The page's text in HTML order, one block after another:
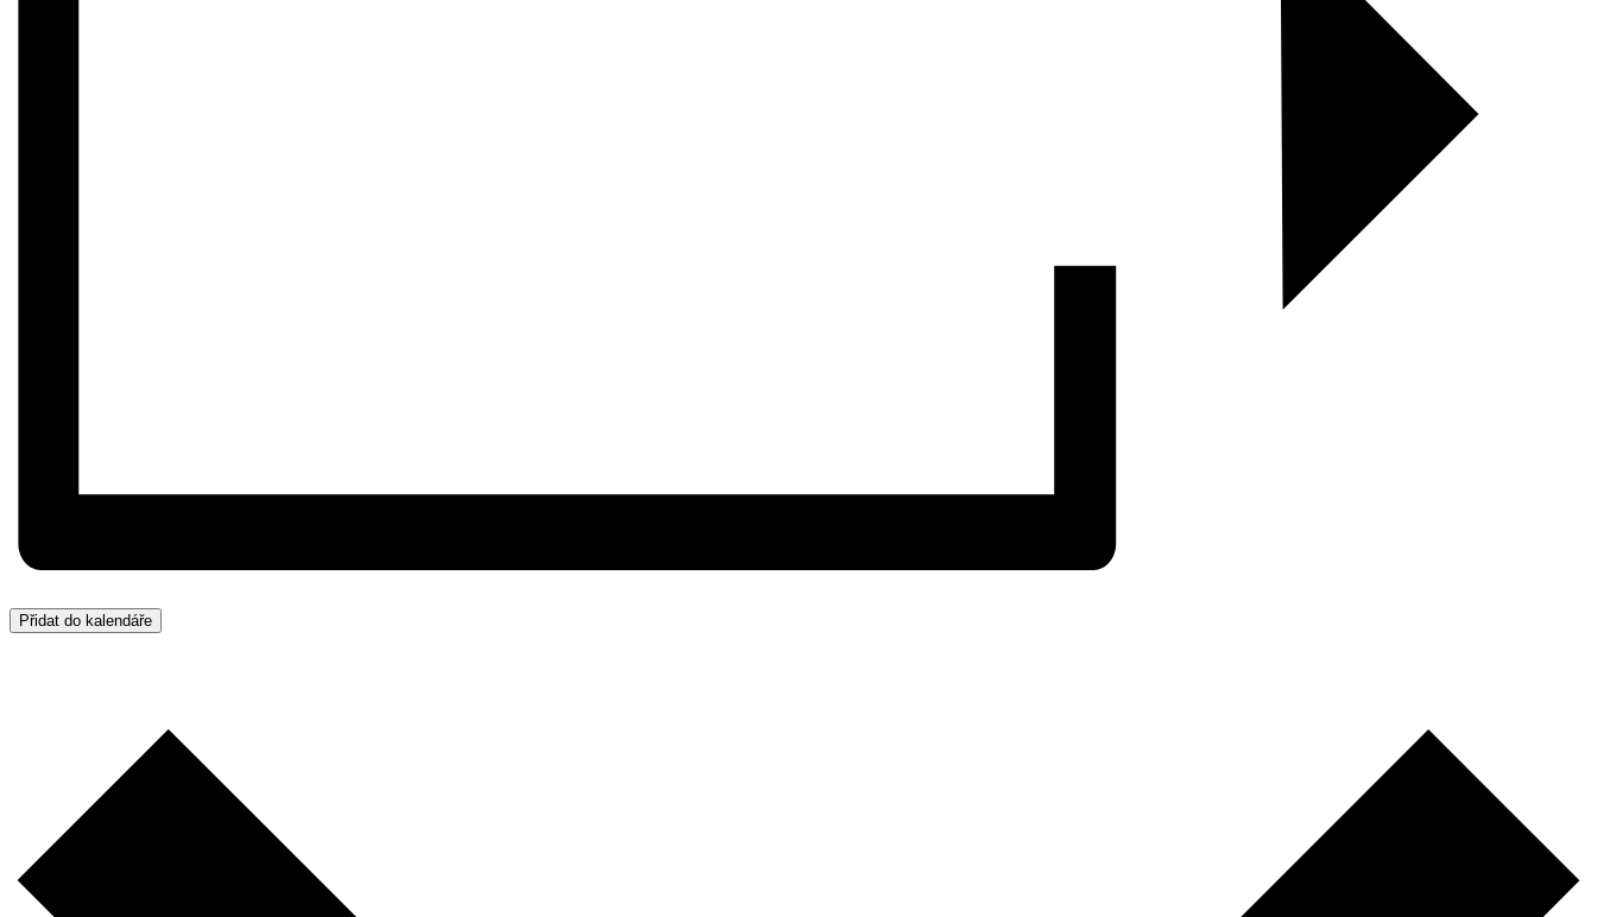
Přidat do kalendáře